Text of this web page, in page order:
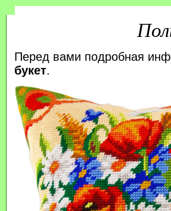
Перед вами подробная
букет.